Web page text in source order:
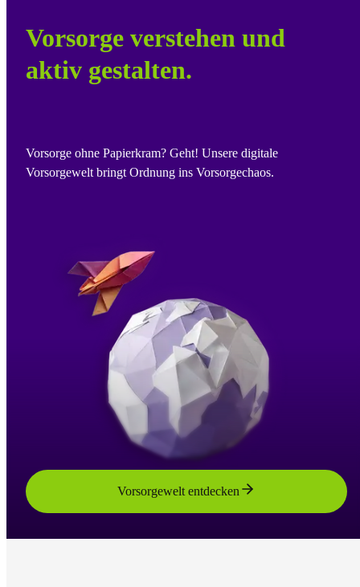
Vorsorge verstehen und
aktiv gestalten.
Vorsorge ohne Papierkram? Geht! Unsere digitale
Vorsorgewelt bringt Ordnung ins Vorsorgechaos.
Vorsorgewelt entdecken